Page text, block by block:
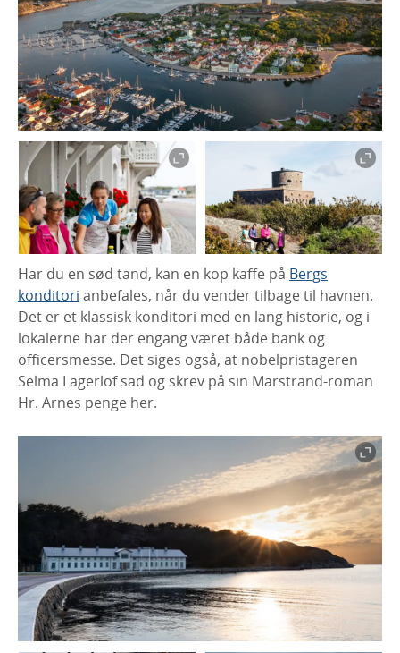
Har du en sød tand, kan en kop kaffe på Bergs
konditori anbefales, når du vender tilbage til havnen.
Det er et klassisk konditori med en lang historie, og i
lokalerne har der engang været både bank og
officersmesse. Det siges også, at nobelpristageren
Selma Lagerlöf sad og skrev på sin Marstrand-roman
Hr. Arnes penge her.